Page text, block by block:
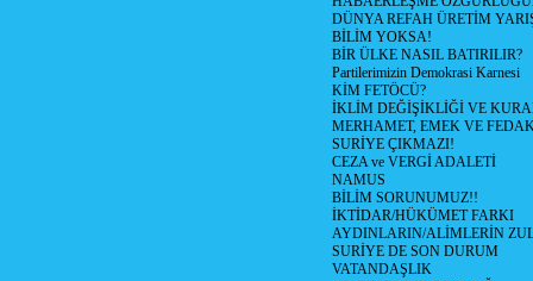
DÜNYA REFAH ÜRETİM
BİLİM YOKSA!
BİR ÜLKE NASIL BATIRILIR?
Partilerimizin Demokrasi Karnesi
KİM FETÖCÜ?
İKLİM DEĞİŞİKLİĞİ VE
MERHAMET, EMEK VE
SURİYE ÇIKMAZI!
CEZA ve VERGİ ADALETİ
NAMUS
BİLİM SORUNUMUZ!!
İKTİDAR/HÜKÜMET FARKI
AYDINLARIN/ALİMLERİN
SURİYE DE SON DURUM
VATANDAŞLIK